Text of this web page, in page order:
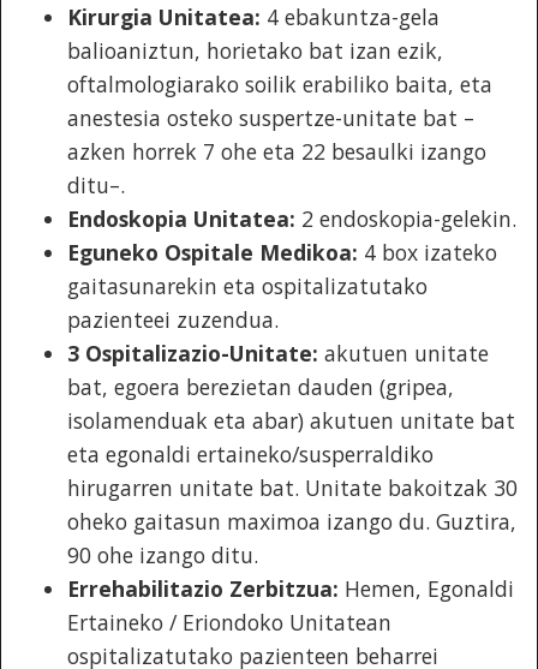
Kirurgia Unitatea: 4 ebakuntza-gela
balioaniztun, horietako bat izan ezik,
oftalmologiarako soilik erabiliko baita, eta
anestesia osteko suspertze-unitate bat –
azken horrek 7 ohe eta 22 besaulki izango
ditu–.
Endoskopia Unitatea: 2 endoskopia-gelekin.
Eguneko Ospitale Medikoa: 4 box izateko
gaitasunarekin eta ospitalizatutako
pazienteei zuzendua.
3 Ospitalizazio-Unitate: akutuen unitate
bat, egoera berezietan dauden (gripea,
isolamenduak eta abar) akutuen unitate bat
eta egonaldi ertaineko/susperraldiko
hirugarren unitate bat. Unitate bakoitzak 30
oheko gaitasun maximoa izango du. Guztira,
90 ohe izango ditu.
Errehabilitazio Zerbitzua: Hemen, Egonaldi
Ertaineko / Eriondoko Unitatean
ospitalizatutako pazienteen beharrei